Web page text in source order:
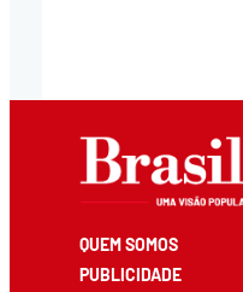
QUEM SOMOS
PUBLICIDADE